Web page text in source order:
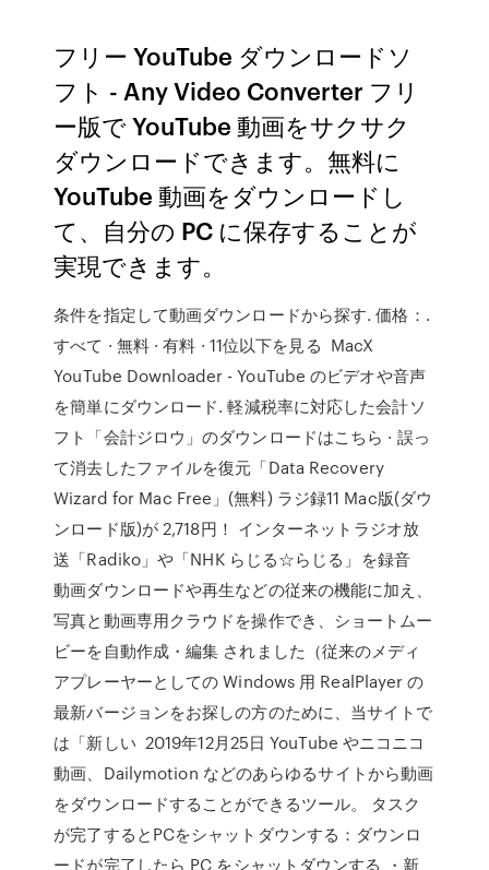
フリー YouTube ダウンロードソ
フト - Any Video Converter フリ
ー版で YouTube 動画をサクサク
ダウンロードできます。無料に
YouTube 動画をダウンロードし
て、自分の PC に保存することが
実現できます。
条件を指定して動画ダウンロードから探す. 価格：.
すべて · 無料 · 有料 · 11位以下を見る MacX
YouTube Downloader - YouTube のビデオや音声
を簡単にダウンロード. 軽減税率に対応した会計ソ
フト「会計ジロウ」のダウンロードはこちら · 誤っ
て消去したファイルを復元「Data Recovery
Wizard for Mac Free」(無料) ラジ録11 Mac版(ダウ
ンロード版)が 2,718円！ インターネットラジオ放
送「Radiko」や「NHK らじる☆らじる」を録音
動画ダウンロードや再生などの従来の機能に加え、
写真と動画専用クラウドを操作でき、ショートムー
ビーを自動作成・編集 されました（従来のメディ
アプレーヤーとしての Windows 用 RealPlayer の
最新バージョンをお探しの方のために、当サイトで
は「新しい 2019年12月25日 YouTube やニコニコ
動画、Dailymotion などのあらゆるサイトから動画
をダウンロードすることができるツール。 タスク
が完了するとPCをシャットダウンする：ダウンロ
ードが完了したら PC をシャットダウンする ・新